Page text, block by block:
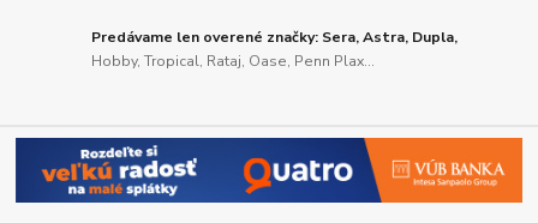
Predávame len overené značky: Sera, Astra, Dupla,
Hobby, Tropical, Rataj, Oase, Penn Plax...